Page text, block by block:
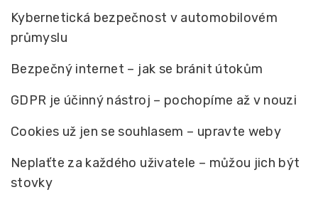
Kybernetická bezpečnost v automobilovém
průmyslu
Bezpečný internet – jak se bránit útokům
GDPR je účinný nástroj – pochopíme až v nouzi
Cookies už jen se souhlasem – upravte weby
Neplaťte za každého uživatele – můžou jich být
stovky